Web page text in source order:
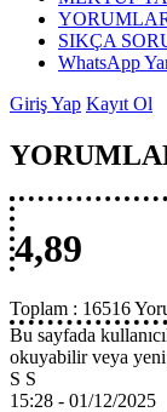
SIKÇA
WhatsApp
Giriş Yap Kayıt Ol
4,89
Toplam : 16516
Bu sayfada
okuyabilir veya
S S
15:28 - 01/12/2025